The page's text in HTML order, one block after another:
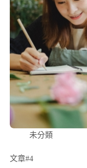
未分類
文章#4